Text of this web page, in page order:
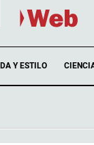
Y ESTILO